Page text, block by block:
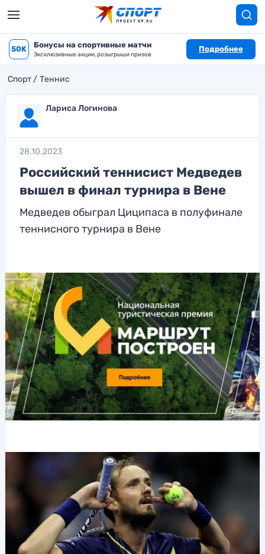
50K Бонусы на спортивные матчи
Эксклюзивные акции, розыгрыши призов
Подробнее
Спорт Теннис
Лариса Логинова
28.10.2023
Российский теннисист Медведев
вышел в финал турнира в Вене
Медведев обыграл Циципаса в полуфинале
теннисного турнира в Вене